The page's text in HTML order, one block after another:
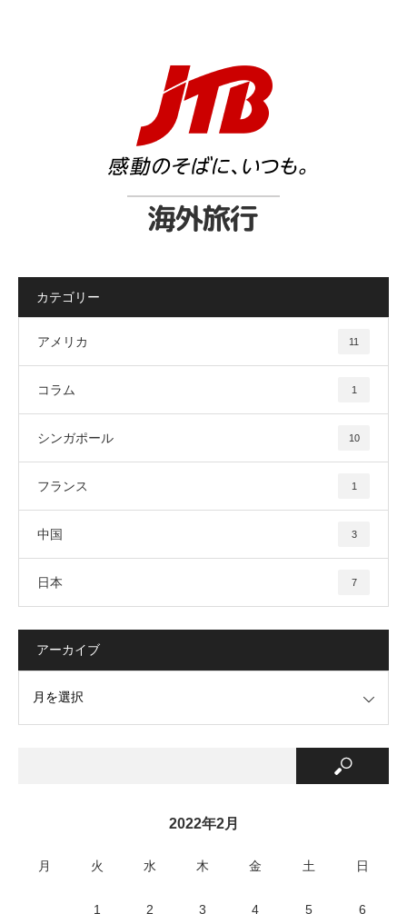
カテゴリー
アメリカ 11
コラム 1
シンガポール 10
フランス 1
中国 3
日本 7
アーカイブ
2022年2月
月 火 水 木 金 土 日
1 2 3 4 5 6